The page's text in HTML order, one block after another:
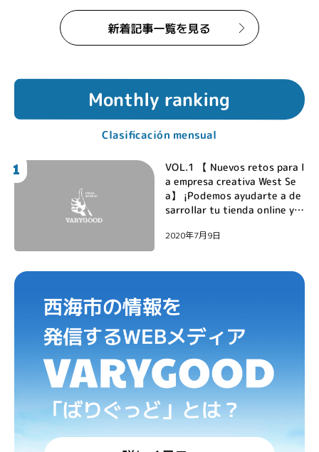
Monthly ranking
Clasificación mensual
1 VOL.1 【 Nuevos retos para l
a empresa creativa West Se
a】 ¡Podemos ayudarte a de
sarrollar tu tienda online y L
2020年7月9日